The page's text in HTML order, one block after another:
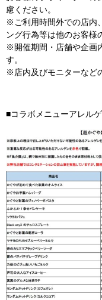
慮ください。
※ご利用時間外での店内
ング行為等は他のお客様
※開催期間・店舗や企画
す。
※店内及びモニターなど
■コラボメニューアレル